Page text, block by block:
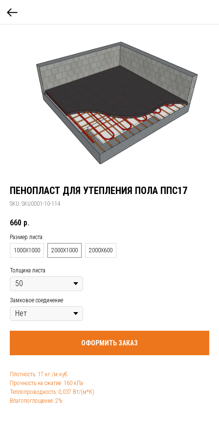
ПЕНОПЛАСТ ДЛЯ УТЕПЛЕНИЯ ПОЛА ППС17
SKU: SKU0001-10-114
660 р.
Размер листа
1000Х1000
2000Х1000 2000Х600
Толщина листа
Замковое соединение
ОФОРМИТЬ ЗАКАЗ
Плотность: 17 кг./м.куб.
Прочность на сжатие: 160 кПа
Теплопроводность: 0,037 Вт/(м*К)
Влагопоглощение: 2%